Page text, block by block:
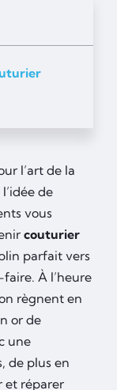
l’art de la
de
vous
couturier
parfait vers
À l’heure
règnent en
or de
une
de plus en
et réparer